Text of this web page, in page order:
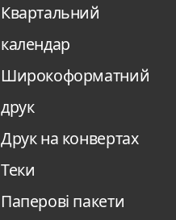
Квартальний
календар
Широкоформатний
друк
Друк на конвертах
Теки
Паперові пакети